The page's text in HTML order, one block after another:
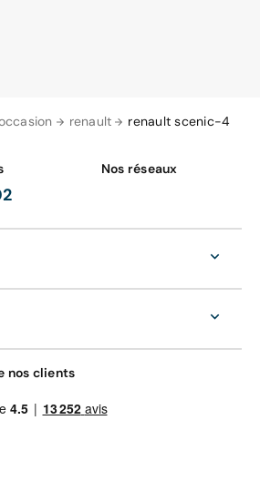
renault renault scenic-4
Nos réseaux
nos clients